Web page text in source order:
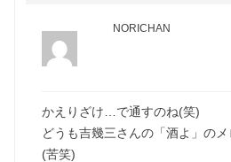
NORICHAN
かえりざけ…で通すのね(笑)
どうも吉幾三さんの「酒よ」の
(苦笑)